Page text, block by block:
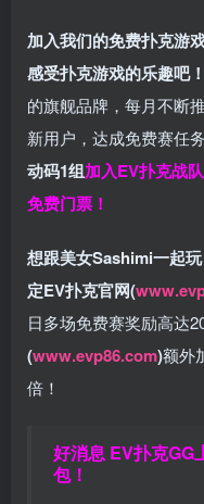
加入我们的免费扑克游
感受扑克游戏的乐趣吧！
的旗舰品牌，每月不断
新用户，达成免费赛
动码1组加入EV扑克战队
免费门票！
想跟美女Sashimi一起玩
定EV扑克官网(
日多场免费赛奖励高达
(www.evp86.com)额外
倍！
好消息 EV扑克GG
包！